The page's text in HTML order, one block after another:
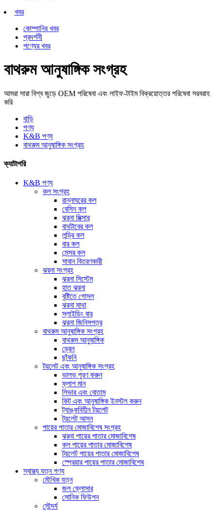
খবর
কোম্পানির খবর
প্রদর্শনী
পণ্যের খবর
বাথরুম আনুষাঙ্গিক সংগ্রহ
আমরা সারা বিশ্ব জুড়ে OEM পরিষেবা এবং লাইফ-টাইম বিক্রয়োত্তর পরিষেবা সরবরাহ
করি
বাড়ি
পণ্য
K&B পণ্য
বাথরুম আনুষাঙ্গিক সংগ্রহ
ক্যাটাগরি
K&B পণ্য
কল সংগ্রহ
রান্নাঘরের কল
বেসিন কল
ঝরনা মিক্সার
বাথটাবের কল
লন্ড্রি কল
বার কল
সেন্সর কল
সাবান বিতরণকারী
ঝরনা সংগ্রহ
ঝরনা সিস্টেম
হাত ঝরনা
বৃষ্টিতে গোসল
ঝরনা মাথা
স্লাইডিং বার
ঝরনা জিনিসপত্র
বাথরুম আনুষাঙ্গিক সংগ্রহ
বাথরুম আনুষাঙ্গিক
ড্রেন
ছাঁকনি
টয়লেট এবং আনুষাঙ্গিক সংগ্রহ
ভালভ পূরণ করুন
ফ্লাশ মান
লিভার এবং বোতাম
কিট এবং আনুষাঙ্গিক ইনস্টল করুন
ট্যাঙ্কবিহীন টয়লেট
টয়লেট আসন
পায়ের পাতার মোজাবিশেষ সংগ্রহ
ঝরনা পায়ের পাতার মোজাবিশেষ
কল পায়ের পাতার মোজাবিশেষ
টয়লেট পায়ের পাতার মোজাবিশেষ
স্প্রেয়ার পায়ের পাতার মোজাবিশেষ
স্বাস্থ্য যত্ন পণ্য
মৌখিক যত্ন
জল ফ্লোসার
সোনিক ফিউশন
সৌন্দর্য